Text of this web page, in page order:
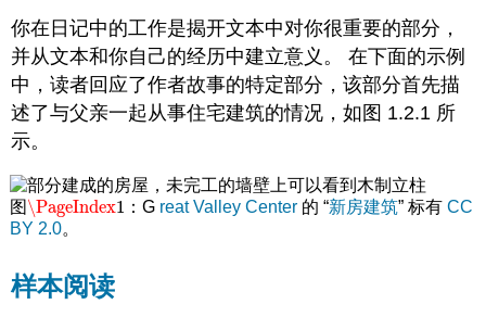
院
项
目
网
站
读：“Shoebox
Stories
来
你在日记中的工作是揭开文本中对你很重要的部分，
并从文本和你自己的经历中建立意义。 在下面的示例
中，读者回应了作者故事的特定部分，该部分首先描
述了与父亲一起从事住宅建筑的情况，如图 1.2.1 所
示。
图\PageIndex1
\PageIndex1 ：G reat Valley Center 的 “新房建筑” 标有CC
BY 2.0。
样本阅读